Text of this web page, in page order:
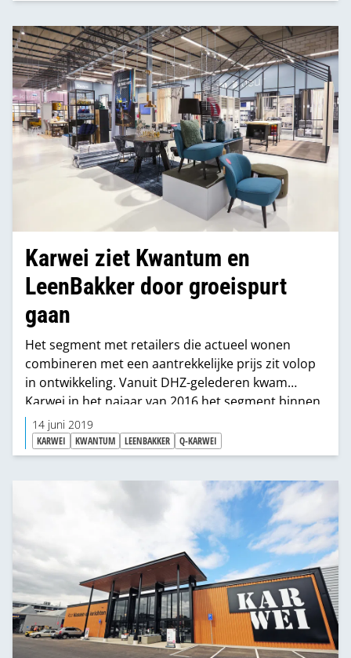
Karwei ziet Kwantum en
LeenBakker door groeispurt
gaan
Het segment met retailers die actueel wonen
combineren met een aantrekkelijke prijs zit volop
in ontwikkeling. Vanuit DHZ-gelederen kwam
Karwei in het najaar van 2016 het segment binnen
met zijn Q-concept, dat traditionele
klusoplossingen, maar ook wooninspiratie biedt.
Ondertussen hebben Kwantum en LeenBakker
nieuwe conceptstores geopend, die als criterium
gelden voor de volgende generatie woonbeleving.
Is dat de voorbode van een nieuwe onstuimigheid
14 juni 2019
KARWEI KWANTUM LEENBAKKER Q-KARWEI